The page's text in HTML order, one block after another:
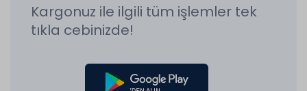
Kargonuz ile ilgili tüm işlemler tek
tıkla cebinizde!